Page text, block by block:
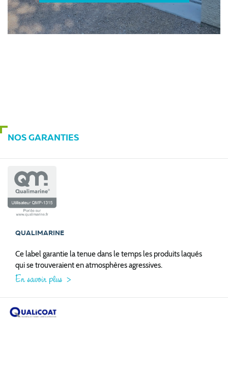
NOS GARANTIES
QUALIMARINE
Ce label garantie la tenue dans le temps les produits laqués
qui se trouveraient en atmosphères agressives.
En savoir plus